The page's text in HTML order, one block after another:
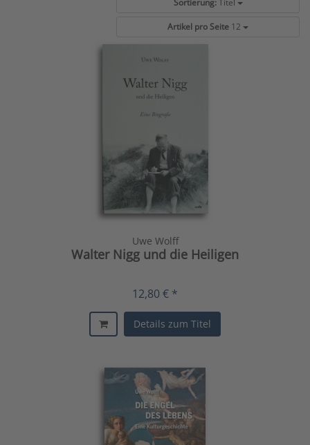
Sortierung: Titel
Artikel pro Seite 12
Uwe Wolff
Walter Nigg und die Heiligen
12,80 € *
Details zum Titel